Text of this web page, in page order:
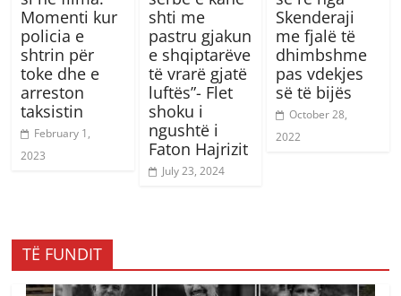
Momenti kur
policia e
shtrin për
toke dhe e
arreston
taksistin
February 1,
2023
shti me
pastru gjakun
e shqiptarëve
të vrarë gjatë
luftës”- Flet
shoku i
ngushtë i
Faton Hajrizit
July 23, 2024
Skenderaji
me fjalë të
dhimbshme
pas vdekjes
së të bijës
October 28,
2022
TË FUNDIT